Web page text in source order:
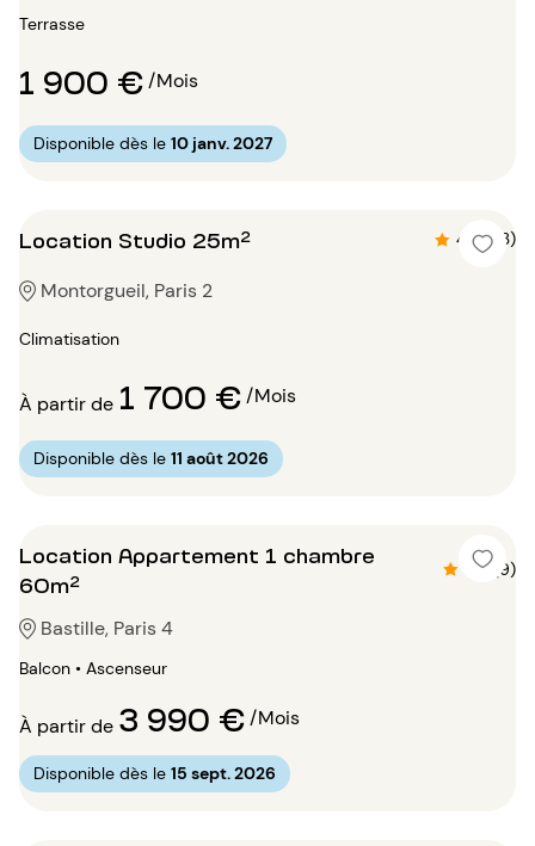
Terrasse
1 900 €/Mois
Disponible dès le 10 janv. 2027
Location Studio 25m² 4.9 (23)
Montorgueil, Paris 2
Climatisation
À partir de 1 700 €/Mois
Disponible dès le 11 août 2026
Location Appartement 1 chambre
60m²
4.8 (9)
Bastille, Paris 4
Balcon • Ascenseur
À partir de 3 990 €/Mois
Disponible dès le 15 sept. 2026